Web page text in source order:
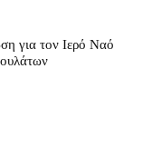
για τον Ιερό Ναό